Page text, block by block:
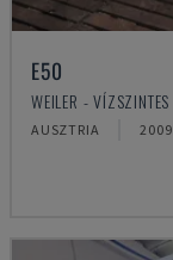
E50
WEILER - VÍZSZINTES
AUSZTRIA 2009